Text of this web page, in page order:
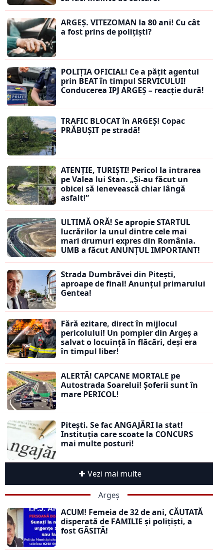
ARGEȘ. VITEZOMAN la 80 ani! Cu cât
a fost prins de polițiști?
POLIȚIA OFICIAL! Ce a pățit agentul
prin BEAT în timpul SERVICULUI!
Conducerea IPJ ARGEȘ – reacție dură!
TRAFIC BLOCAT în ARGEȘ! Copac
PRĂBUȘIT pe stradă!
ATENȚIE, TURIȘTI! Pericol la intrarea
pe Valea lui Stan. „Și-au făcut un
obicei să lenevească chiar lângă
asfalt!”
ULTIMĂ ORĂ! Se apropie STARTUL
lucrărilor la unul dintre cele mai
mari drumuri expres din România.
UMB a făcut ANUNȚUL IMPORTANT!
Strada Dumbrăvei din Pitești,
aproape de final! Anunțul primarului
Gentea!
Fără ezitare, direct în mijlocul
pericolului! Un pompier din Argeș a
salvat o locuință în flăcări, deși era
în timpul liber!
ALERTĂ! CAPCANE MORTALE pe
Autostrada Soarelui! Șoferii sunt în
mare PERICOL!
Pitești. Se fac ANGAJĂRI la stat!
Instituția care scoate la CONCURS
mai multe posturi!
Vezi mai multe
Argeș
ACUM! Femeia de 32 de ani, CĂUTATĂ
disperată de FAMILIE și polițiști, a
fost GĂSITĂ!